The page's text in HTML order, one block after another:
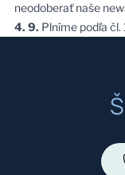
neodoberať naše
4. 9. Plníme podľa